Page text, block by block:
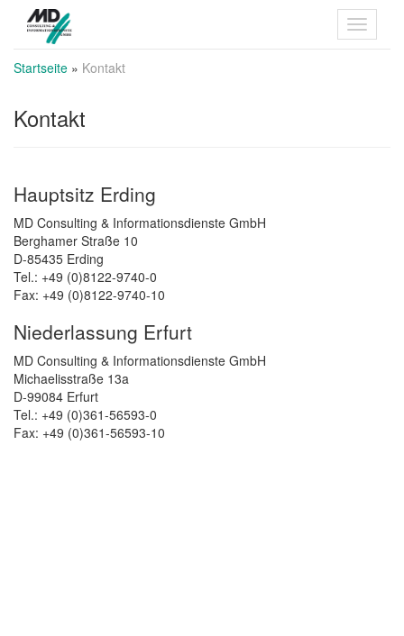
Startseite » Kontakt
Kontakt
Hauptsitz Erding
MD Consulting & Informationsdienste GmbH
Berghamer Straße 10
D-85435 Erding
Tel.: +49 (0)8122-9740-0
Fax: +49 (0)8122-9740-10
Niederlassung Erfurt
MD Consulting & Informationsdienste GmbH
Michaelisstraße 13a
D-99084 Erfurt
Tel.: +49 (0)361-56593-0
Fax: +49 (0)361-56593-10